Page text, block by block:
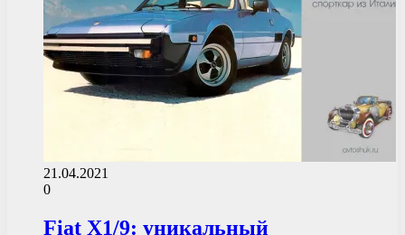
21.04.2021
0
Fiat X1/9: уникальный